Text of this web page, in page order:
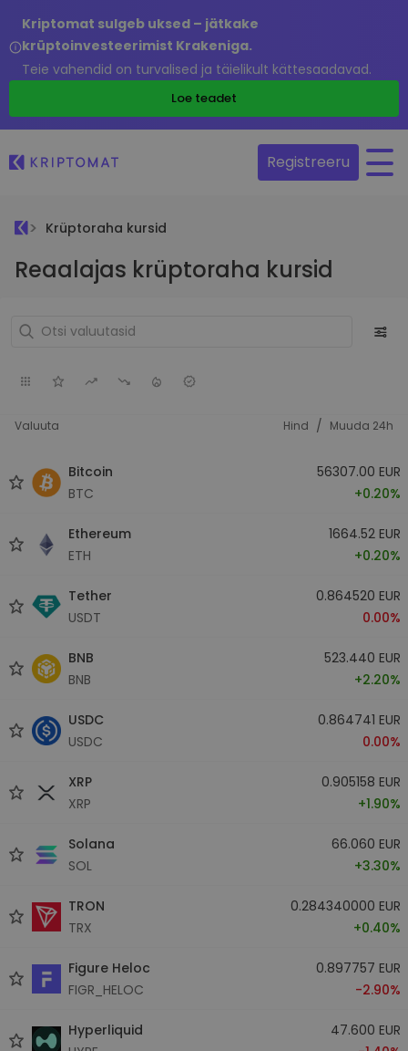
Kriptomat sulgeb uksed – jätkake
krüptoinvesteerimist Krakeniga.
Teie vahendid on turvalised ja täielikult kättesaadavad.
Loe teadet
Registreeru
Krüptoraha kursid
Reaalajas krüptoraha kursid
Valuuta Hind / Muuda 24h
Bitcoin
BTC
56307.00 EUR
+0.20%
Ethereum
ETH
1664.52 EUR
+0.20%
Tether
USDT
0.864520 EUR
0.00%
BNB
BNB
523.440 EUR
+2.20%
USDC
USDC
0.864741 EUR
0.00%
XRP
XRP
0.905158 EUR
+1.90%
Solana
SOL
66.060 EUR
+3.30%
TRON
TRX
0.284340000 EUR
+0.40%
Figure Heloc
FIGR_HELOC
0.897757 EUR
-2.90%
Hyperliquid
47.600 EUR